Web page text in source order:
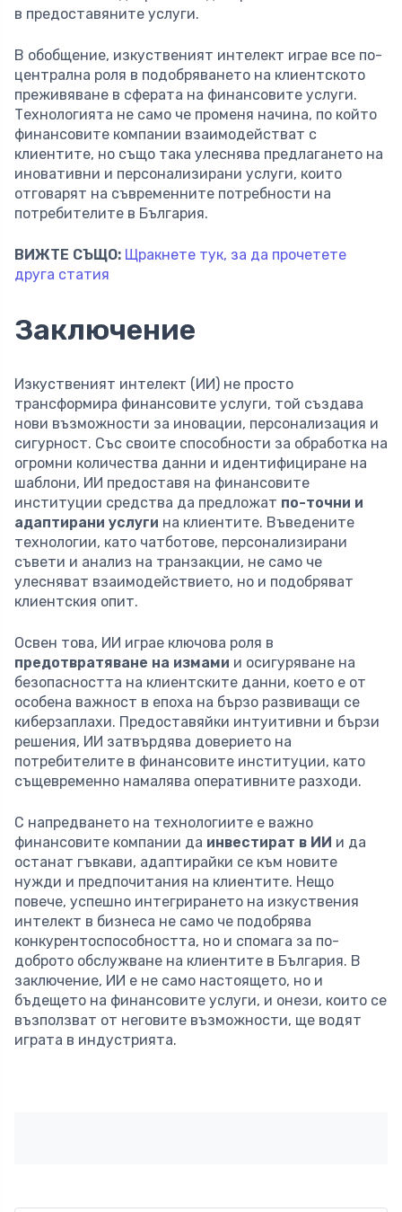
в предоставяните услуги.
В обобщение, изкуственият интелект играе все по-
централна роля в подобряването на клиентското
преживяване в сферата на финансовите услуги.
Технологията не само че променя начина, по който
финансовите компании взаимодействат с
клиентите, но също така улеснява предлагането на
иновативни и персонализирани услуги, които
отговарят на съвременните потребности на
потребителите в България.
ВИЖТЕ СЪЩО: Щракнете тук, за да прочетете
друга статия
Заключение
Изкуственият интелект (ИИ) не просто
трансформира финансовите услуги, той създава
нови възможности за иновации, персонализация и
сигурност. Със своите способности за обработка на
огромни количества данни и идентифициране на
шаблони, ИИ предоставя на финансовите
институции средства да предложат по-точни и
адаптирани услуги на клиентите. Въведените
технологии, като чатботове, персонализирани
съвети и анализ на транзакции, не само че
улесняват взаимодействието, но и подобряват
клиентския опит.
Освен това, ИИ играе ключова роля в
предотвратяване на измами и осигуряване на
безопасността на клиентските данни, което е от
особена важност в епоха на бързо развиващи се
киберзаплахи. Предоставяйки интуитивни и бързи
решения, ИИ затвърдява доверието на
потребителите в финансовите институции, като
същевременно намалява оперативните разходи.
С напредването на технологиите е важно
финансовите компании да инвестират в ИИ и да
останат гъвкави, адаптирайки се към новите
нужди и предпочитания на клиентите. Нещо
повече, успешно интегрирането на изкуствения
интелект в бизнеса не само че подобрява
конкурентоспособността, но и спомага за по-
доброто обслужване на клиентите в България. В
заключение, ИИ е не само настоящето, но и
бъдещето на финансовите услуги, и онези, които се
възползват от неговите възможности, ще водят
играта в индустрията.